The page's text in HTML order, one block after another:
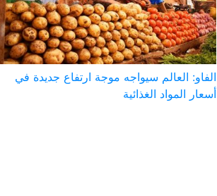
الفاو: العالم سيواجه موجة ارتفاع جديدة في
أسعار المواد الغذائية